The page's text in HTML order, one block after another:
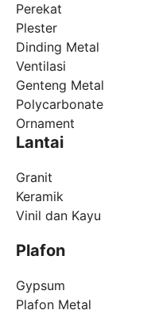
Perekat
Plester
Dinding Metal
Ventilasi
Genteng Metal
Polycarbonate
Ornament
Lantai
Granit
Keramik
Vinil dan Kayu
Plafon
Gypsum
Plafon Metal